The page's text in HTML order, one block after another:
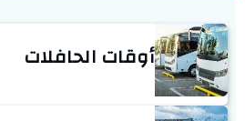
أوقات الحافلات